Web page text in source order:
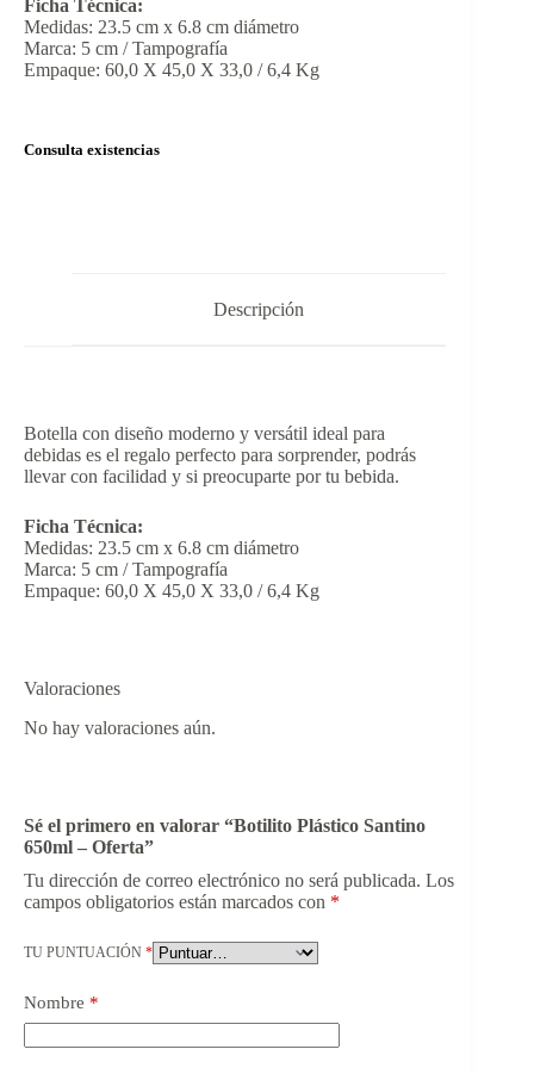
Ficha Técnica:
Medidas: 23.5 cm x 6.8 cm diámetro
Marca: 5 cm / Tampografía
Empaque: 60,0 X 45,0 X 33,0 / 6,4 Kg
Consulta existencias
Descripción
Botella con diseño moderno y versátil ideal para
debidas es el regalo perfecto para sorprender, podrás
llevar con facilidad y si preocuparte por tu bebida.
Ficha Técnica:
Medidas: 23.5 cm x 6.8 cm diámetro
Marca: 5 cm / Tampografía
Empaque: 60,0 X 45,0 X 33,0 / 6,4 Kg
Valoraciones
No hay valoraciones aún.
Sé el primero en valorar “Botilito Plástico Santino
650ml – Oferta”
Tu dirección de correo electrónico no será publicada. Los
campos obligatorios están marcados con *
TU PUNTUACIÓN *
Nombre *